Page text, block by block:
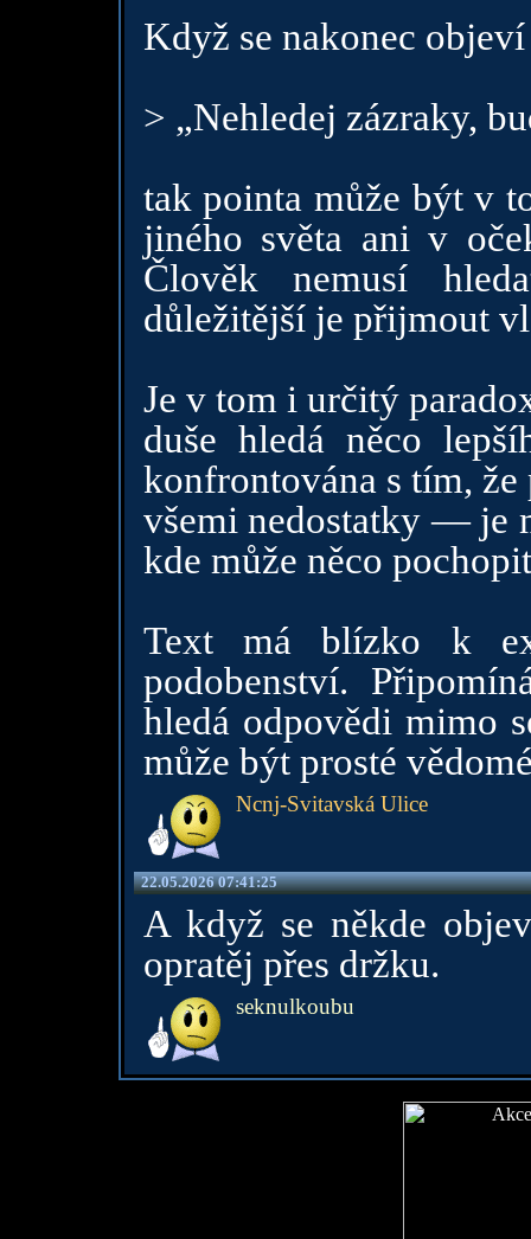
Když se nakonec
> „Nehledej zázraky,
tak pointa může být v
jiného světa ani v
Člověk nemusí
důležitější je přijmout
Je v tom i určitý
duše hledá něco
konfrontována s tím,
všemi nedostatky — je
kde může něco
Text má blízko k
podobenství.
hledá odpovědi mimo
může být prosté
Ncnj-Svitavská Ulice
22.05.2026 07:41:25
A když se někde
opratěj přes držku.
seknulkoubu